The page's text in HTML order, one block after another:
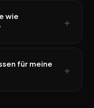
wie
für meine